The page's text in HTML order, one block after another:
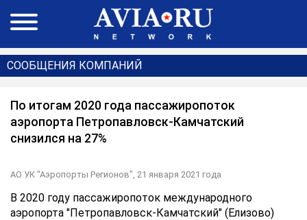
СООБЩЕНИЯ КОМПАНИЙ
По итогам 2020 года пассажиропоток
аэропорта Петропавловск-Камчатский
снизился на 27%
АО УК "Аэропорты Регионов", 21 января 2021 года
В 2020 году пассажиропоток международного
аэропорта "Петропавловск-Камчатский" (Елизово)